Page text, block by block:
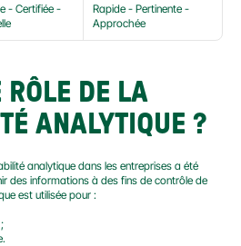
- Certifiée -
Rapide - Pertinente -
Approchée
RÔLE DE LA
ANALYTIQUE ?
analytique dans les entreprises a été
des informations à des fins de contrôle de
est utilisée pour :